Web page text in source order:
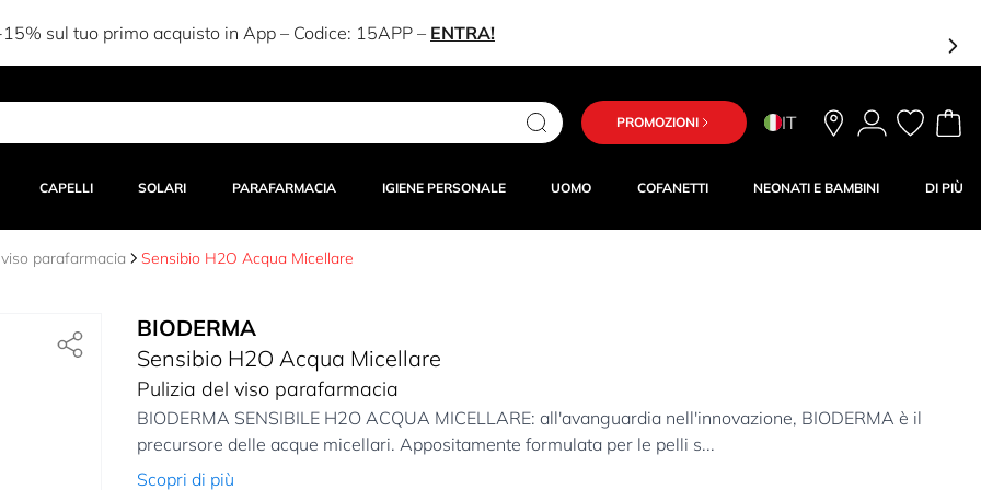
acquisti >109€ – Codice:PRIMOR10–ENTRA!
PROMOZIONI IT
CAPELLI SOLARI PARAFARMACIA IGIENE PERSONALE UOMO COFANETTI NEONATI E BAMBINI DI PIÙ
parafarmacia Sensibio H2O Acqua Micellare
BIODERMA
Sensibio H2O Acqua Micellare
Pulizia del viso parafarmacia
BIODERMA SENSIBILE H2O ACQUA MICELLARE: all'avanguardia nell'innovazione, BIODERMA è il
precursore delle acque micellari. Appositamente formulata per le pelli s...
Scopri di più